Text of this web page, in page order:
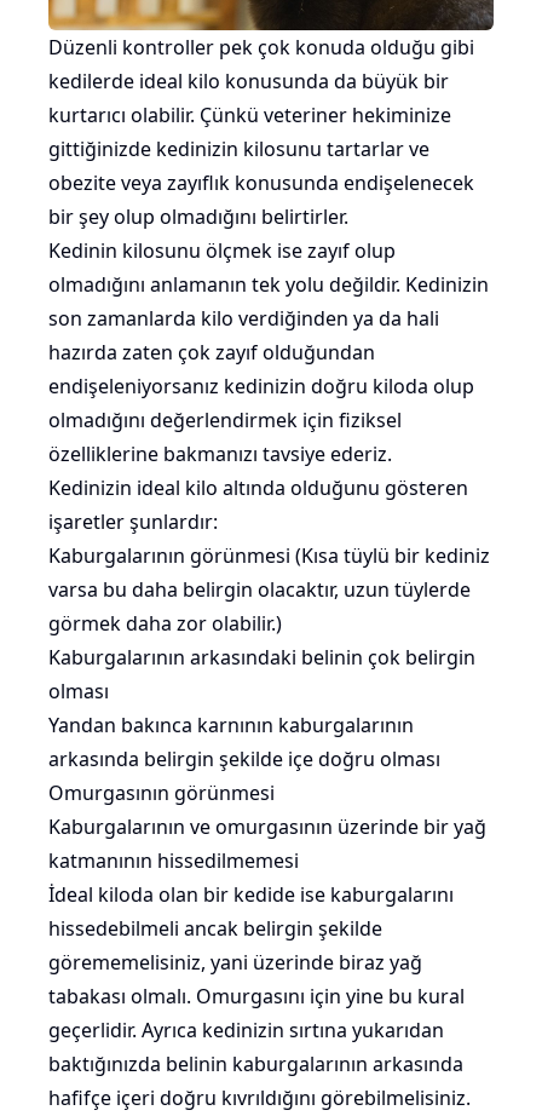
Düzenli kontroller pek çok konuda olduğu gibi
kedilerde ideal kilo konusunda da büyük bir
kurtarıcı olabilir. Çünkü veteriner hekiminize
gittiğinizde kedinizin kilosunu tartarlar ve
obezite veya zayıflık konusunda endişelenecek
bir şey olup olmadığını belirtirler.
Kedinin kilosunu ölçmek ise zayıf olup
olmadığını anlamanın tek yolu değildir. Kedinizin
son zamanlarda kilo verdiğinden ya da hali
hazırda zaten çok zayıf olduğundan
endişeleniyorsanız kedinizin doğru kiloda olup
olmadığını değerlendirmek için fiziksel
özelliklerine bakmanızı tavsiye ederiz.
Kedinizin ideal kilo altında olduğunu gösteren
işaretler şunlardır:
Kaburgalarının görünmesi (Kısa tüylü bir kediniz
varsa bu daha belirgin olacaktır, uzun tüylerde
görmek daha zor olabilir.)
Kaburgalarının arkasındaki belinin çok belirgin
olması
Yandan bakınca karnının kaburgalarının
arkasında belirgin şekilde içe doğru olması
Omurgasının görünmesi
Kaburgalarının ve omurgasının üzerinde bir yağ
katmanının hissedilmemesi
İdeal kiloda olan bir kedide ise kaburgalarını
hissedebilmeli ancak belirgin şekilde
görememelisiniz, yani üzerinde biraz yağ
tabakası olmalı. Omurgasını için yine bu kural
geçerlidir. Ayrıca kedinizin sırtına yukarıdan
baktığınızda belinin kaburgalarının arkasında
hafifçe içeri doğru kıvrıldığını görebilmelisiniz.